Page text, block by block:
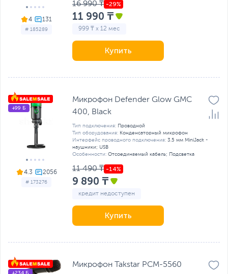
4
# 185289
16 990 ₸
11 990 ₸
999 ₸ x 12 мес
Купить
4.3
# 173276
+99 Б
Микрофон Defender Glow GMC
400, Black
Тип подключения: Проводной
Тип оборудования: Конденсаторный микрофон
Интерфейс проводного подключения: 3.5 мм MiniJack -
наушники; USB
Особенности: Отсоединяемый кабель; Подсветка
11 490 ₸
9 890 ₸
кредит недоступен
Купить
Микрофон Takstar PCM-5560